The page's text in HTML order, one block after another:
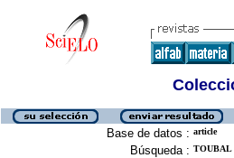
Base de datos : article
Búsqueda : TOUBAL